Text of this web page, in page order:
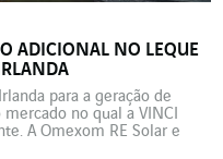
ADICIONAL NO LEQUE
para a geração de
no qual a VINCI
A Omexom RE Solar e